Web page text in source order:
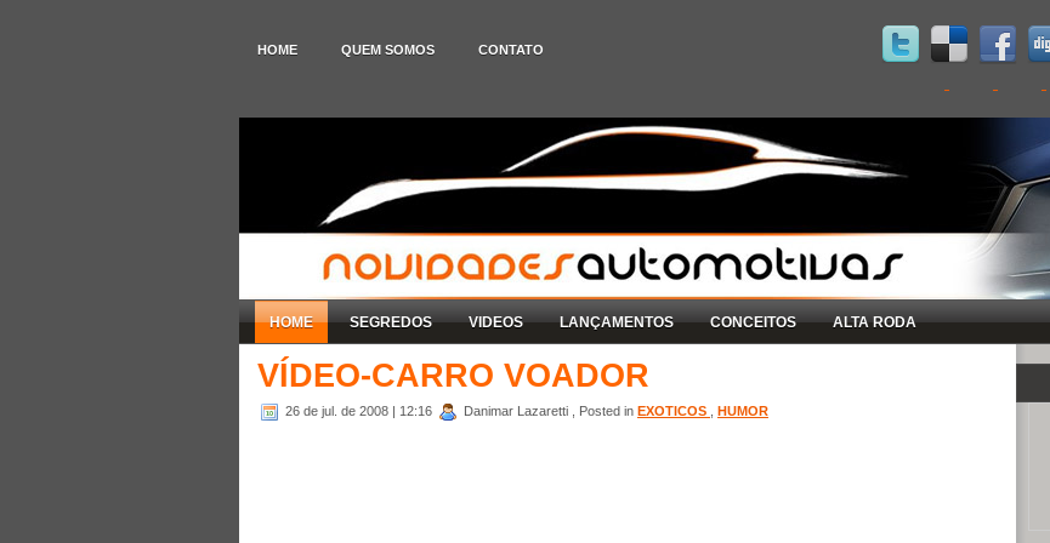
HOME QUEM SOMOS CONTATO
HOME SEGREDOS VIDEOS LANÇAMENTOS CONCEITOS ALTA RODA
VÍDEO-CARRO VOADOR
26 de jul. de 2008 | 12:16 Danimar Lazaretti , Posted in EXOTICOS HUMOR